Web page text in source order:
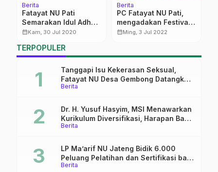
Berita
Fatayat NU Pati
Semarakan Idul Adha
dengan Twibonse
calendar_monthKam, 30 Jul 2020
Berita
PC Fatayat NU Pati,
mengadakan Festival
Rebana Se Kab Pati
calendar_monthMing, 3 Jul 2022
TERPOPULER
Berita
Tanggapi Isu Kekerasan Seksual,
Fatayat NU Desa Gembong Datangkan
Aktifis HAM
Berita
Dr. H. Yusuf Hasyim, MSI Menawarkan
Kurikulum Diversifikasi, Harapan Baru
dalam dunia pendidikan
Berita
LP Ma’arif NU Jateng Bidik 6.000
Peluang Pelatihan dan Sertifikasi bagi
Lulusan SMK